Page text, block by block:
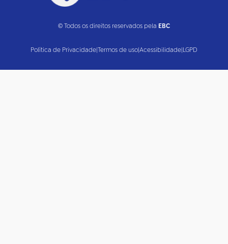
© Todos os direitos reservados pela EBC
Política de Privacidade|Termos de uso|Acessibilidade|LGPD